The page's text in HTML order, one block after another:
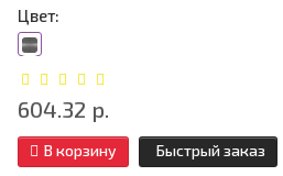
Цвет:
604.32 р.
В корзину Быстрый заказ